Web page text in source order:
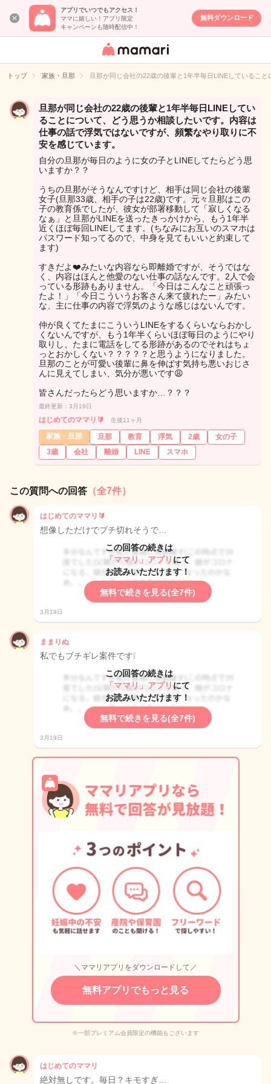
アプリでいつでもアクセス！
ママに嬉しい！アプリ限定
キャンペーンも随時配信中！
無料ダウンロード
女性専用匿名QA
イト
トップ 家族・旦那 旦那が同じ会社の22歳の後輩と1年半毎日LINEしているこ
旦那が同じ会社の22歳の後輩と1年半毎日LINEしてい
ることについて、どう思うか相談したいです。内容は
仕事の話で浮気ではないですが、頻繁なやり取りに不
安を感じています。
自分の旦那が毎日のように女の子とLINEしてたらどう思
いますか？？
うちの旦那がそうなんですけど、相手は同じ会社の後輩
女子(旦那33歳、相手の子は22歳)です。元々旦那はこの
子の教育係でしたが、彼女が部署移動して「寂しくなる
なぁ」と旦那がLINEを送ったきっかけから、もう1年半
近くほぼ毎回LINEしてます。(ちなみにお互いのスマホは
パスワード知ってるので、中身を見てもいいと約束して
ます)
すきだよ❤️みたいな内容なら即離婚ですが、そうではな
く、内容はほんと他愛のない仕事の話なんです。2人で会
っている形跡もありません。「今日はこんなこと頑張っ
たよ！」「今日こういうお客さん来て疲れたー」みたい
な、主に仕事の内容で浮気のような感じはないんです。
仲が良くてたまにこういうLINEをするくらいならおかし
くないんですが、もう1年半くらいほぼ毎日のようにやり
取りし、たまに電話をしてる形跡があるのでそれはちょ
っとおかしくない？？？？？と思うようになりました。
旦那のことが可愛い後輩に鼻を伸ばす気持ち悪いおじさ
んに見えてしまい、気分が悪いです😩
皆さんだったらどう思いますか…？？？
最終更新：3月19日
はじめてのママリ🔰 生後11ヶ月
家族・旦那 旦那 教育 浮気 2歳
女の子
3歳
会社 離婚 LINE スマホ
この質問への回答 （全7件）
はじめてのママリ🔰
想像しただけでブチ切れそうで…
この回答の続きは
「ママリ」アプリ にて
お読みいただけます！
無料で続きを見る(全7件)
3月19日
ままりぬ
私でもブチギレ案件です❕
この回答の続きは
「ママリ」アプリ にて
お読みいただけます！
無料で続きを見る(全7件)
3月19日
＼ママリアプリをダウンロードして／
無料アプリでもっと見る
※一部プレミアム会員限定の機能もございます
はじめてのママリ
絶対無しです。毎日？キモすぎ…